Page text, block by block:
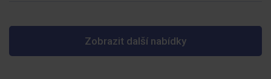
Zobrazit další nabídky